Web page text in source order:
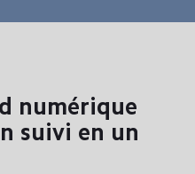
numérique
suivi en un